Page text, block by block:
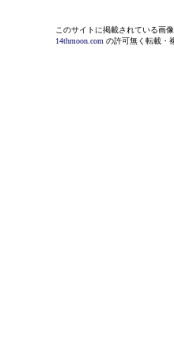
このサイトに掲載されている画
14thmoon.com の許可無く転載・